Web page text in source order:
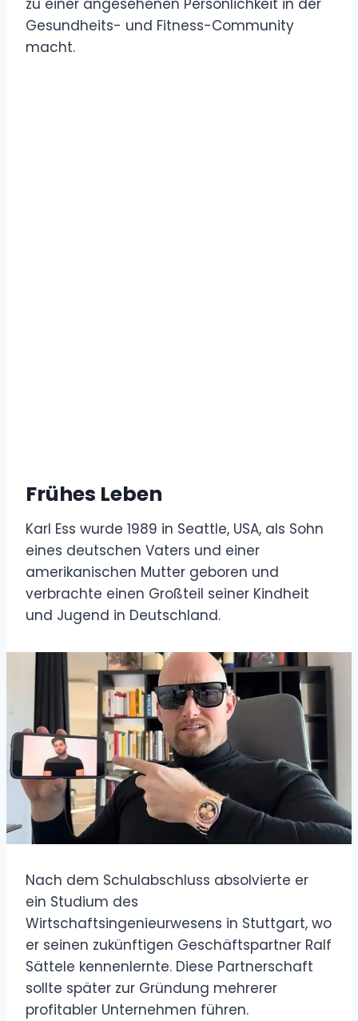
zu einer angesehenen Persönlichkeit in der
Gesundheits- und Fitness-Community
macht.
Frühes Leben
Karl Ess wurde 1989 in Seattle, USA, als Sohn
eines deutschen Vaters und einer
amerikanischen Mutter geboren und
verbrachte einen Großteil seiner Kindheit
und Jugend in Deutschland.
Nach dem Schulabschluss absolvierte er
ein Studium des
Wirtschaftsingenieurwesens in Stuttgart, wo
er seinen zukünftigen Geschäftspartner Ralf
Sättele kennenlernte. Diese Partnerschaft
sollte später zur Gründung mehrerer
profitabler Unternehmen führen.